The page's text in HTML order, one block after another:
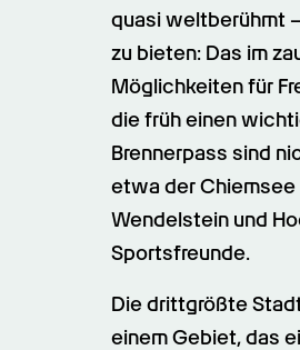
quasi weltberühmt
zu bieten: Das im
Möglichkeiten für
die früh einen
Brennerpass sind
etwa der Chiemsee
Wendelstein und
Sportsfreunde.
Die drittgrößte
einem Gebiet, das